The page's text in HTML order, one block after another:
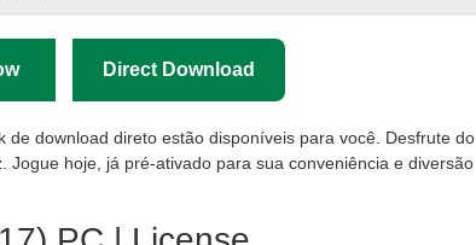
Direct Download
de download direto estão disponíveis para você. Desfrute do
hoje, já pré-ativado para sua conveniência e diversão